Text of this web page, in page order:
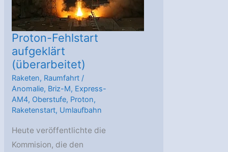
Proton-Fehlstart
aufgeklärt
(überarbeitet)
Raketen, Raumfahrt /
Anomalie, Briz-M, Express-
AM4, Oberstufe, Proton,
Raketenstart, Umlaufbahn
Heute veröffentlichte die
Kommision, die den